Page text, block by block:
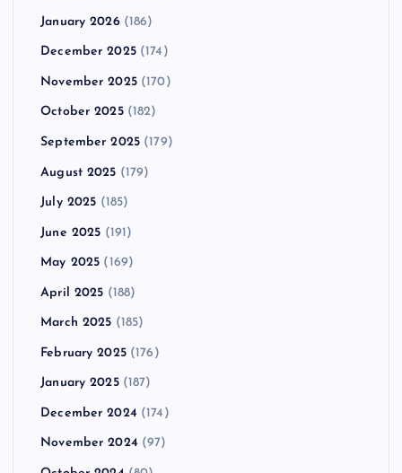
January 2026(186)
December 2025(174)
November 2025(170)
October 2025(182)
September 2025 (179)
August 2025 (179)
July 2025 (185)
June 2025 (191)
May 2025 (169)
April 2025 (188)
March 2025 (185)
February 2025(176)
January 2025(187)
December 2024 (174)
November 2024 (97)